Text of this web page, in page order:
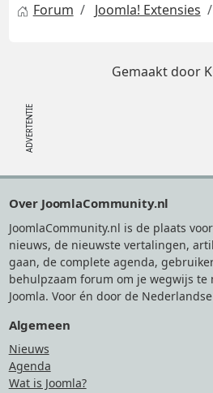
Forum Joomla! Extensies
Gemaakt door
Over JoomlaCommunity.nl
JoomlaCommunity.nl is de plaats
nieuws, de nieuwste vertalingen,
gaan, de complete agenda,
behulpzaam forum om je wegwijs te
Joomla. Voor én door de
Algemeen
Nieuws
Agenda
Wat is Joomla?